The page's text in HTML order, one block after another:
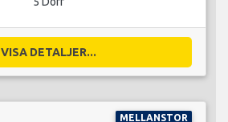
VISA DETALJER...
MELLANSTOR